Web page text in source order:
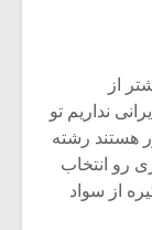
از
نداریم تو
هستند رشته
رو انتخاب
از سواد